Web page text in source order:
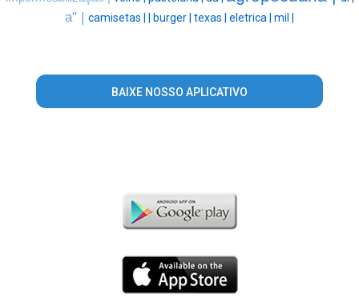
a" | camisetas | | burger | texas | eletrica | mil |
BAIXE NOSSO APLICATIVO